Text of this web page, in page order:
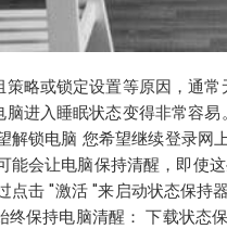
略或锁定设置等原因，通
进入睡眠状态变得非常容
锁电脑 您希望继续登录
会让电脑保持清醒，即
点击 "激活 "来启动状态保
保持电脑清醒： 下载状